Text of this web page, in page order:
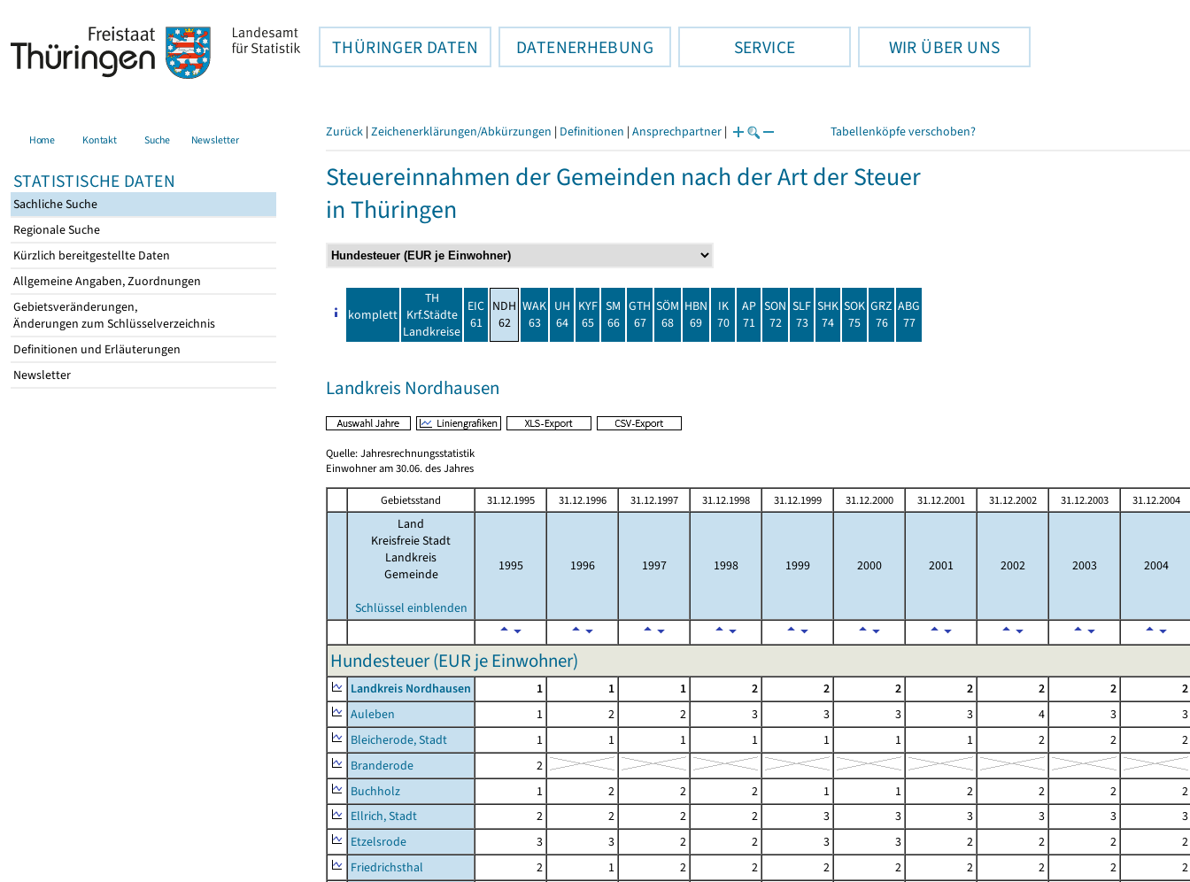
THÜRINGER DATEN DATENERHEBUNG SERVICE WIR ÜBER UNS
Home Kontakt Suche Newsletter
STATISTISCHE DATEN
Sachliche Suche
Regionale Suche
Kürzlich bereitgestellte Daten
Allgemeine Angaben, Zuordnungen
Gebietsveränderungen,
Änderungen zum Schlüsselverzeichnis
Definitionen und Erläuterungen
Newsletter
Zurück | Zeichenerklärungen/Abkürzungen | Definitionen | Ansprechpartner | Tabellenköpfe verschoben?
Steuereinnahmen der Gemeinden nach der Art der Steuer
in Thüringen
komplett
TH
Krf.Städte
Landkreise
EIC
61
NDH
62
WAK
63
UH
64
KYF
65
SM
66
GTH
67
SÖM
68
HBN
69
IK
70
AP
71
SON
72
SLF
73
SHK
74
SOK
75
GRZ
76
ABG
77
Landkreis Nordhausen
Quelle: Jahresrechnungsstatistik
Einwohner am 30.06. des Jahres
Gebietsstand 31.12.1995 31.12.1996 31.12.1997 31.12.1998 31.12.1999 31.12.2000 31.12.2001 31.12.2002 31.12.2003 31.12.2004
Land
Kreisfreie Stadt
Landkreis
Gemeinde
Schlüssel einblenden
1995 1996 1997 1998 1999 2000 2001 2002 2003 2004
Hundesteuer (EUR je Einwohner)
Landkreis Nordhausen 1 1 1 2 2 2 2 2 2
2
Auleben
1 2 2 3 3 3 3 4 3
3
Bleicherode, Stadt
1 1 1 1 1 1 1 2 2
2
Branderode
2
Buchholz
1 2 2 2 1 1 2 2 2
2
Ellrich, Stadt
2 2 2 2 3 3 3 3 3
3
Etzelsrode
3 3 2 2 3 3 2 2 2
2
Friedrichsthal
2 1 2 2 2 2 2 2 2
2